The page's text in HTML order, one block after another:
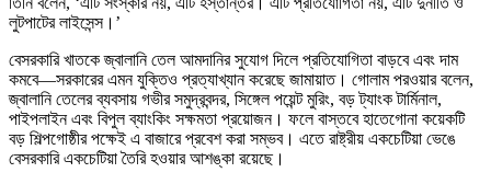
লুটপাটের লাইসেন্স।’
বেসরকারি খাতকে জ্বালানি তেল আমদানির সুযোগ দিলে প্রতিযোগিতা বাড়বে এবং দাম
কমবে—সরকারের এমন যুক্তিও প্রত্যাখ্যান করেছে জামায়াত। গোলাম পরওয়ার বলেন,
জ্বালানি তেলের ব্যবসায় গভীর সমুদ্রবন্দর, সিঙ্গেল পয়েন্ট মুরিং, বড় ট্যাংক টার্মিনাল,
পাইপলাইন এবং বিপুল ব্যাংকিং সক্ষমতা প্রয়োজন। ফলে বাস্তবে হাতেগোনা কয়েকটি
বড় শিল্পগোষ্ঠীর পক্ষেই এ বাজারে প্রবেশ করা সম্ভব। এতে রাষ্ট্রীয় একচেটিয়া ভেঙে
বেসরকারি একচেটিয়া তৈরি হওয়ার আশঙ্কা রয়েছে।